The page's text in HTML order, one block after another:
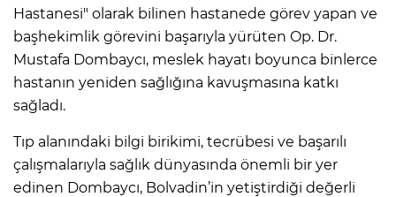
Hastanesi" olarak bilinen hastanede görev yapan ve
başhekimlik görevini başarıyla yürüten Op. Dr.
Mustafa Dombaycı, meslek hayatı boyunca binlerce
hastanın yeniden sağlığına kavuşmasına katkı
sağladı.
Tıp alanındaki bilgi birikimi, tecrübesi ve başarılı
çalışmalarıyla sağlık dünyasında önemli bir yer
edinen Dombaycı, Bolvadin’in yetiştirdiği değerli